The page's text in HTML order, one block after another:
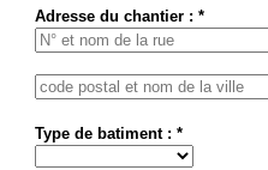
Adresse du chantier : *
Type de batiment : *